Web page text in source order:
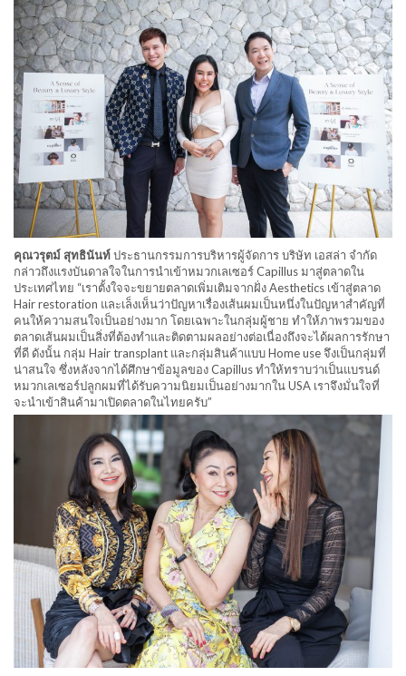
คุณวรุตม์ สุทธินันท์ประธานกรรมการบริหารผู้จัดการ บริษัท เอสล่า จำกัด
กล่าวถึงแรงบันดาลใจในการนำเข้าหมวกเลเซอร์ Capillus มาสู่ตลาดใน
ประเทศไทย “เราตั้งใจจะขยายตลาดเพิ่มเติมจากฝั่ง Aesthetics เข้าสู่ตลาด
Hair restoration และเล็งเห็นว่าปัญหาเรื่องเส้นผมเป็นหนึ่งในปัญหาสำคัญที่
คนให้ความสนใจเป็นอย่างมาก โดยเฉพาะในกลุ่มผู้ชาย ทำให้ภาพรวมของ
ตลาดเส้นผมเป็นสิ่งที่ต้องทำและติดตามผลอย่างต่อเนื่องถึงจะได้ผลการรักษา
ที่ดี ดังนั้น กลุ่ม Hair transplant และกลุ่มสินค้าแบบ Home use จึงเป็นกลุ่มที่
น่าสนใจ ซึ่งหลังจากได้ศึกษาข้อมูลของ Capillus ทำให้ทราบว่าเป็นแบรนด์
หมวกเลเซอร์ปลูกผมที่ได้รับความนิยมเป็นอย่างมากใน USA เราจึงมั่นใจที่
จะนำเข้าสินค้ามาเปิดตลาดในไทยครับ”